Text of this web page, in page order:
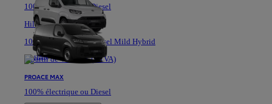
100% électrique ou Diesel
Hilux
100% Electrique ou Diesel Mild Hybrid
A partir de 40.361 € (HTVA)
PROACE MAX
100% électrique ou Diesel